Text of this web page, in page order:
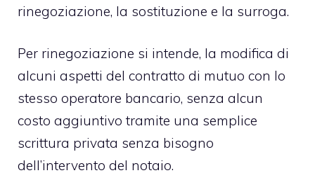
rinegoziazione, la sostituzione e la surroga.
Per rinegoziazione si intende, la modifica di
alcuni aspetti del contratto di mutuo con lo
stesso operatore bancario, senza alcun
costo aggiuntivo tramite una semplice
scrittura privata senza bisogno
dell’intervento del notaio.